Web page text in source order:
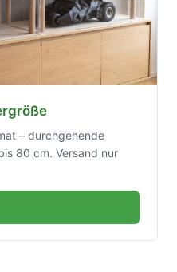
– durchgehende
80 cm. Versand nur